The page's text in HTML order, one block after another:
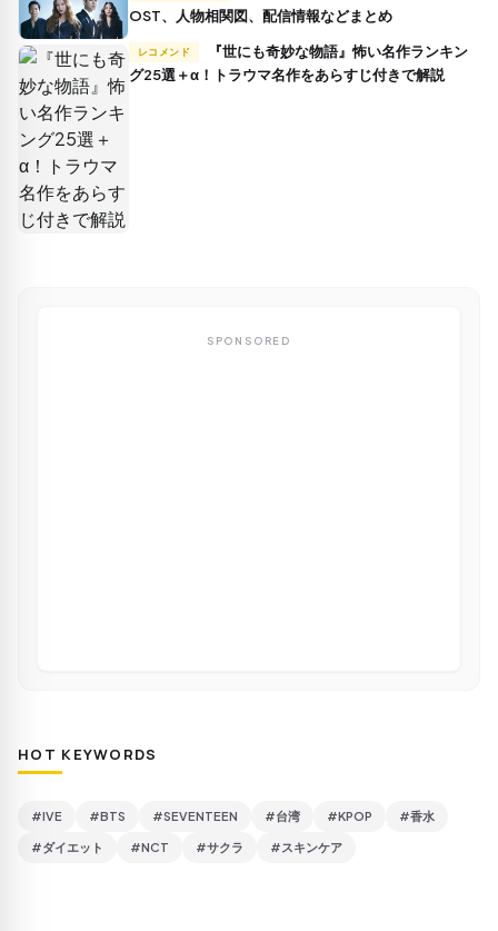
OST、人物相関図、配信情報などまとめ
レコメンド
グ25選＋α！トラウマ名作をあらすじ付きで解説
SPONSORED
HOT KEYWORDS
#IVE #BTS #SEVENTEEN #台湾 #KPOP #香水
#ダイエット #NCT #サクラ #スキンケア